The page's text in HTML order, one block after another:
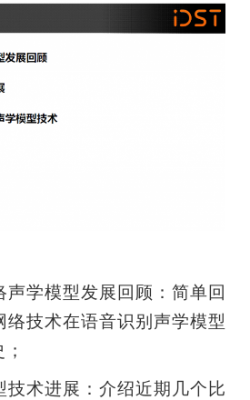
声学模型发展回顾：简单回
络技术在语音识别声学模型
技术进展：介绍近期几个比